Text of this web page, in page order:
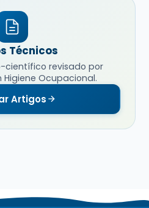
Técnicos
científico revisado por
Ocupacional.
Artigos